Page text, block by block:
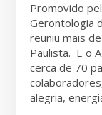
Promovido
Gerontologia
reuniu mais
Paulista. E o
cerca de 70
alegria,